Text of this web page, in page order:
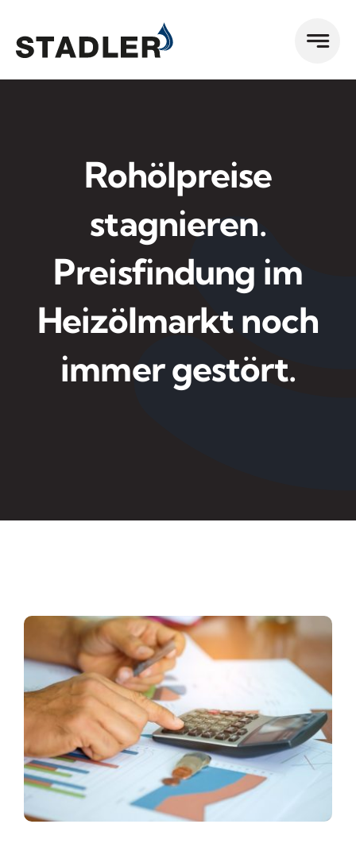
Inhalt
springen
Rohölpreise
stagnieren.
Preisfindung im
Heizölmarkt noch
immer gestört.